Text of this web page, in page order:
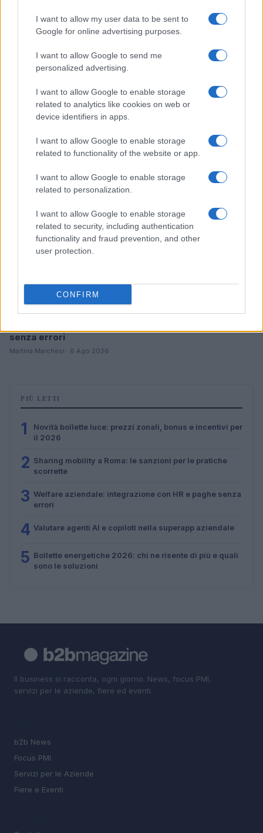
I want to allow my user data to be sent to
Google for online advertising purposes.
I want to allow Google to send me
personalized advertising.
I want to allow Google to enable storage
related to analytics like cookies on web or
device identifiers in apps.
I want to allow Google to enable storage
related to functionality of the website or app.
I want to allow Google to enable storage
related to personalization.
I want to allow Google to enable storage
related to security, including authentication
functionality and fraud prevention, and other
user protection.
CONFIRM
Sharing mobility a Roma: le sanzioni per le pratiche
scorrette
senza errori
Martina Marchesi · 6 Ago 2026
PIÙ LETTI
1
Novità bollette luce: prezzi zonali, bonus e incentivi per
il 2026
2 Sharing mobility a Roma: le sanzioni per le pratiche
scorrette
3 Welfare aziendale: integrazione con HR e paghe senza
errori
4 Valutare agenti AI e copiloti nella superapp aziendale
5 Bollette energetiche 2026: chi ne risente di più e quali
sono le soluzioni
Il business si racconta, ogni giorno. News, focus PMI,
servizi per le aziende, fiere ed eventi.
b2b News
Focus PMI
Servizi per le Aziende
Fiere e Eventi